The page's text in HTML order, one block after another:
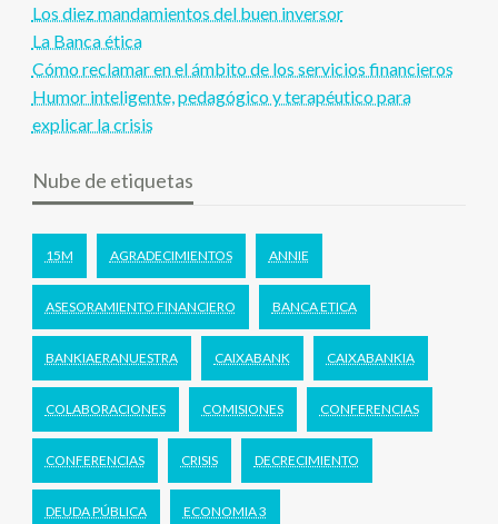
Los diez mandamientos del buen inversor
La Banca ética
Cómo reclamar en el ámbito de los servicios financieros
Humor inteligente, pedagógico y terapéutico para
explicar la crisis
Nube de etiquetas
15M AGRADECIMIENTOS ANNIE
ASESORAMIENTO FINANCIERO BANCA ETICA
BANKIAERANUESTRA CAIXABANK CAIXABANKIA
COLABORACIONES COMISIONES CONFERENCIAS
CONFERENCIAS CRISIS DECRECIMIENTO
DEUDA PÚBLICA ECONOMIA 3